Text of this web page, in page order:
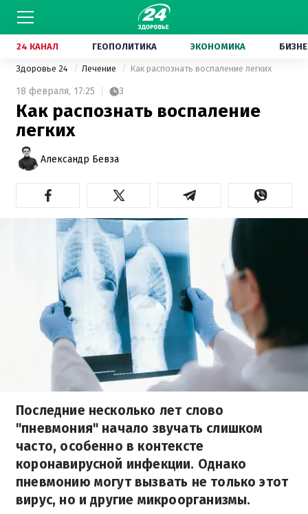
24 КАНАЛ ГЕОПОЛИТИКА ЭКОНОМИКА
Здоровье 24 Лечение Как распознать воспаление легких
18 февраля, 17:25 3
Как распознать воспаление
легких
Александр Бевза
Последние несколько лет слово
"пневмония" начало звучать слишком
часто, особенно в контексте
коронавирусной инфекции. Однако
пневмонию могут вызвать не только этот
вирус, но и другие микроорганизмы.